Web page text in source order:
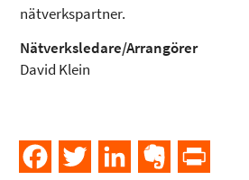
nätverkspartner.
Nätverksledare/Arrangörer
David Klein
FacebookTwitter LinkedInEvernote